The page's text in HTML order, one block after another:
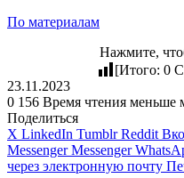
По материалам
Нажмите,
[Итого: 0
23.11.2023
0 156 Время чтения меньше
Поделиться
X LinkedIn Tumblr Reddit
Messenger Messenger
через электронную почту